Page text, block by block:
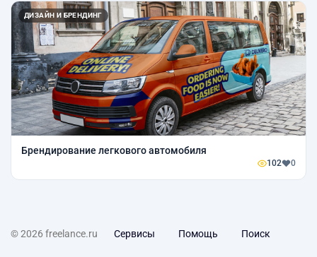
ДИЗАЙН И БРЕНДИНГ
Брендирование легкового автомобиля
102 0
© 2026 freelance.ru Сервисы Помощь Поиск